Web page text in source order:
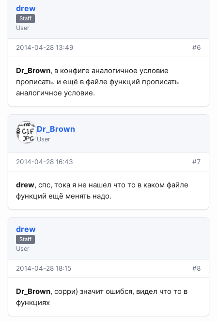
drew
Staff
User
2014-04-28 13:49 #6
Dr_Brown, в конфиге аналогичное условие
прописать. и ещё в файле функций прописать
аналогичное условие.
Dr_Brown
User
2014-04-28 16:43 #7
drew, спс, тока я не нашел что то в каком файле
функций ещё менять надо.
drew
Staff
User
2014-04-28 18:15 #8
Dr_Brown, сорри) значит ошибся, видел что то в
функциях